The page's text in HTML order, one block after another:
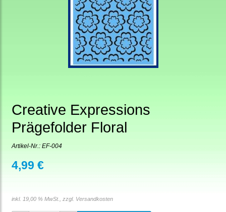
Creative Expressions
Prägefolder Floral
Artikel-Nr.: EF-004
4,99 €
inkl. 19,00 % MwSt., zzgl. Versandkosten